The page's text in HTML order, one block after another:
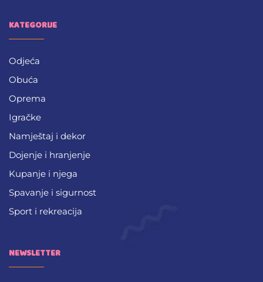
KATEGORIJE
Odjeća
Obuća
Oprema
Igračke
Namještaj i dekor
Dojenje i hranjenje
Kupanje i njega
Spavanje i sigurnost
Sport i rekreacija
NEWSLETTER